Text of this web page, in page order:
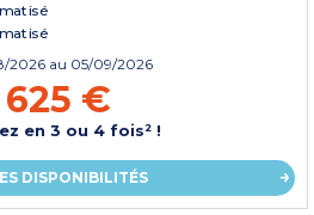
2026 au 05/09/2026
625 €
en 3 ou 4 fois² !
DISPONIBILITÉS